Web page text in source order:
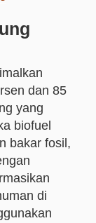
dan 85
yang
biofuel
bakar fosil,
di